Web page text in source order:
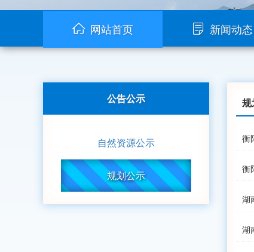
网站首页 新闻动态
公告公示
自然资源公示
规划公示
规
衡
衡
湖
湖